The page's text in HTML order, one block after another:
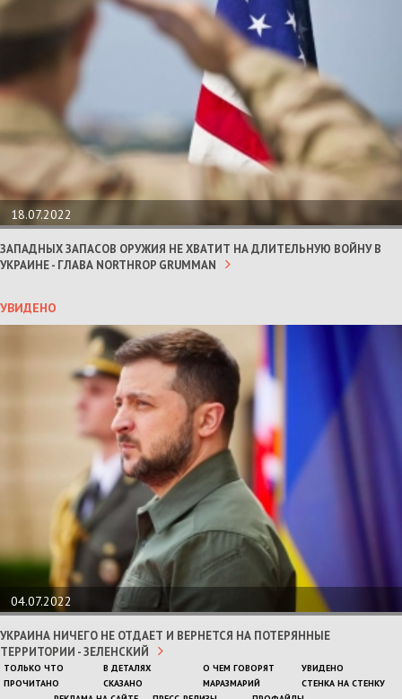
18.07.2022
ЗАПАДНЫХ ЗАПАСОВ ОРУЖИЯ НЕ ХВАТИТ НА ДЛИТЕЛЬНУЮ ВОЙНУ В
УКРАИНЕ - ГЛАВА NORTHROP GRUMMAN
УВИДЕНО
04.07.2022
УКРАИНА НИЧЕГО НЕ ОТДАЕТ И ВЕРНЕТСЯ НА ПОТЕРЯННЫЕ
ТЕРРИТОРИИ - ЗЕЛЕНСКИЙ
ТОЛЬКО ЧТО В ДЕТАЛЯХ О ЧЕМ ГОВОРЯТ
УВИДЕНО
ПРОЧИТАНО
СКАЗАНО МАРАЗМАРИЙ
СТЕНКА НА СТЕНКУ